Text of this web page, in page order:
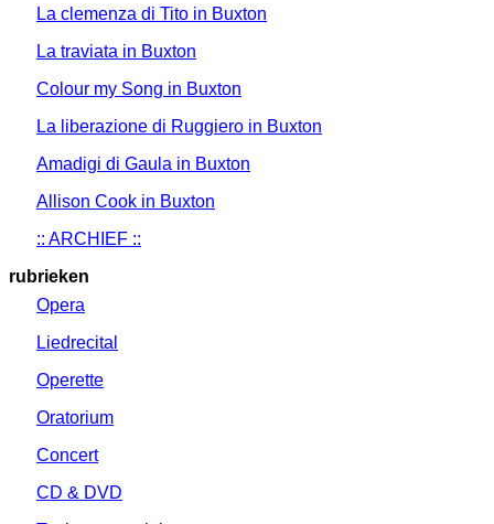
La clemenza di Tito in Buxton
La traviata in Buxton
Colour my Song in Buxton
La liberazione di Ruggiero in Buxton
Amadigi di Gaula in Buxton
Allison Cook in Buxton
:: ARCHIEF ::
rubrieken
Opera
Liedrecital
Operette
Oratorium
Concert
CD & DVD